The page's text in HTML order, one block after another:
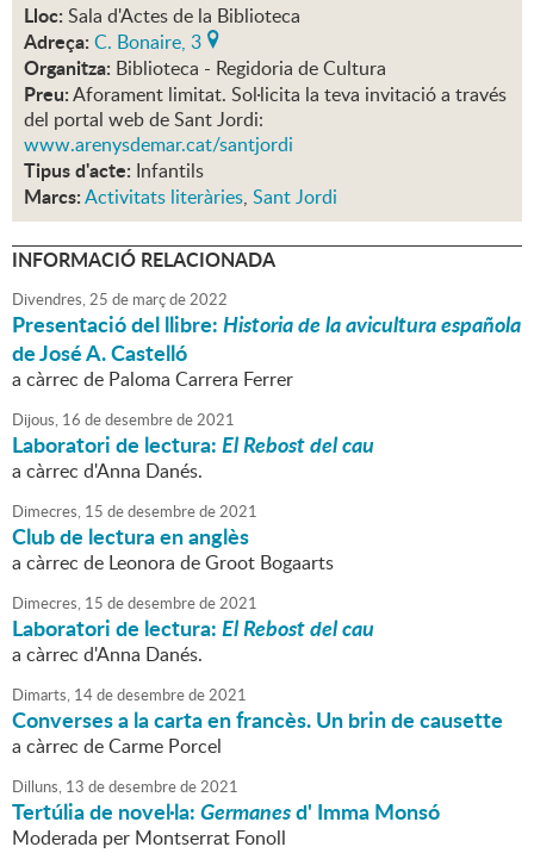
Lloc: Sala d'Actes de la Biblioteca
Adreça: C. Bonaire, 3
Organitza: Biblioteca - Regidoria de Cultura
Preu:Aforament limitat. Sol·licita la teva invitació a través
del portal web de Sant Jordi:
www.arenysdemar.cat/santjordi
Tipus d'acte: Infantils
Marcs:Activitats literàries, Sant Jordi
INFORMACIÓ RELACIONADA
Divendres,25 de marçde2022
Presentació del llibre:Historia de la avicultura española
de José A. Castelló
a càrrec de Paloma Carrera Ferrer
Dijous, 16 dedesembrede2021
Laboratori de lectura:El Rebost del cau
a càrrec d'Anna Danés.
Dimecres, 15 dedesembrede2021
Club de lectura en anglès
a càrrec de Leonora de Groot Bogaarts
Dimecres, 15 dedesembrede2021
Laboratori de lectura:El Rebost del cau
a càrrec d'Anna Danés.
Dimarts, 14dedesembrede2021
Converses a la carta en francès. Un brin de causette
a càrrec de Carme Porcel
Dilluns, 13 dedesembrede2021
Tertúlia de novel·la:Germanesd' Imma Monsó
Moderada per Montserrat Fonoll